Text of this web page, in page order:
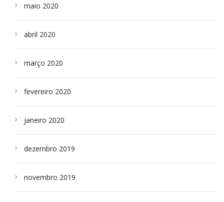
maio 2020
abril 2020
março 2020
fevereiro 2020
janeiro 2020
dezembro 2019
novembro 2019